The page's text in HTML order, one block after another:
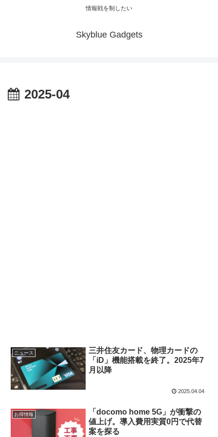
情報戦を制したい
Skyblue Gadgets
2025-04
ニュース
三井住友カード、物理カードの
「iD」機能搭載を終了。2025年7
月以降
2025.04.04
お得情報
「docomo home 5G」が衝撃の
値上げ。導入費用実質0円で代替
案を探る